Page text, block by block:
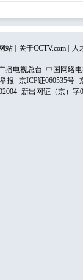
站 关于CCTV.com 人
播电视总台 中国网络
报
京ICP证060535号
新出网证（京）